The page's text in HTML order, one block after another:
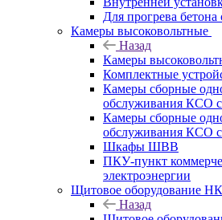
Для прогрева
Камеры высоковольтные
Назад
Камеры
Комплектные
Камеры сборные
обслуживания КСО
Камеры сборные
обслуживания КСО
Шкафы ШВВ
ПКУ-пункт
электроэнергии
Щитовое оборудование
Назад